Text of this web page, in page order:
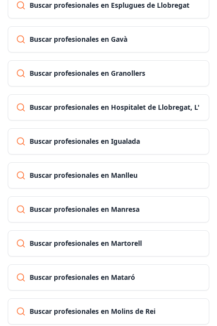
Buscar profesionales en Esplugues de Llobregat
Buscar profesionales en Gavà
Buscar profesionales en Granollers
Buscar profesionales en Hospitalet de Llobregat, L'
Buscar profesionales en Igualada
Buscar profesionales en Manlleu
Buscar profesionales en Manresa
Buscar profesionales en Martorell
Buscar profesionales en Mataró
Buscar profesionales en Molins de Rei